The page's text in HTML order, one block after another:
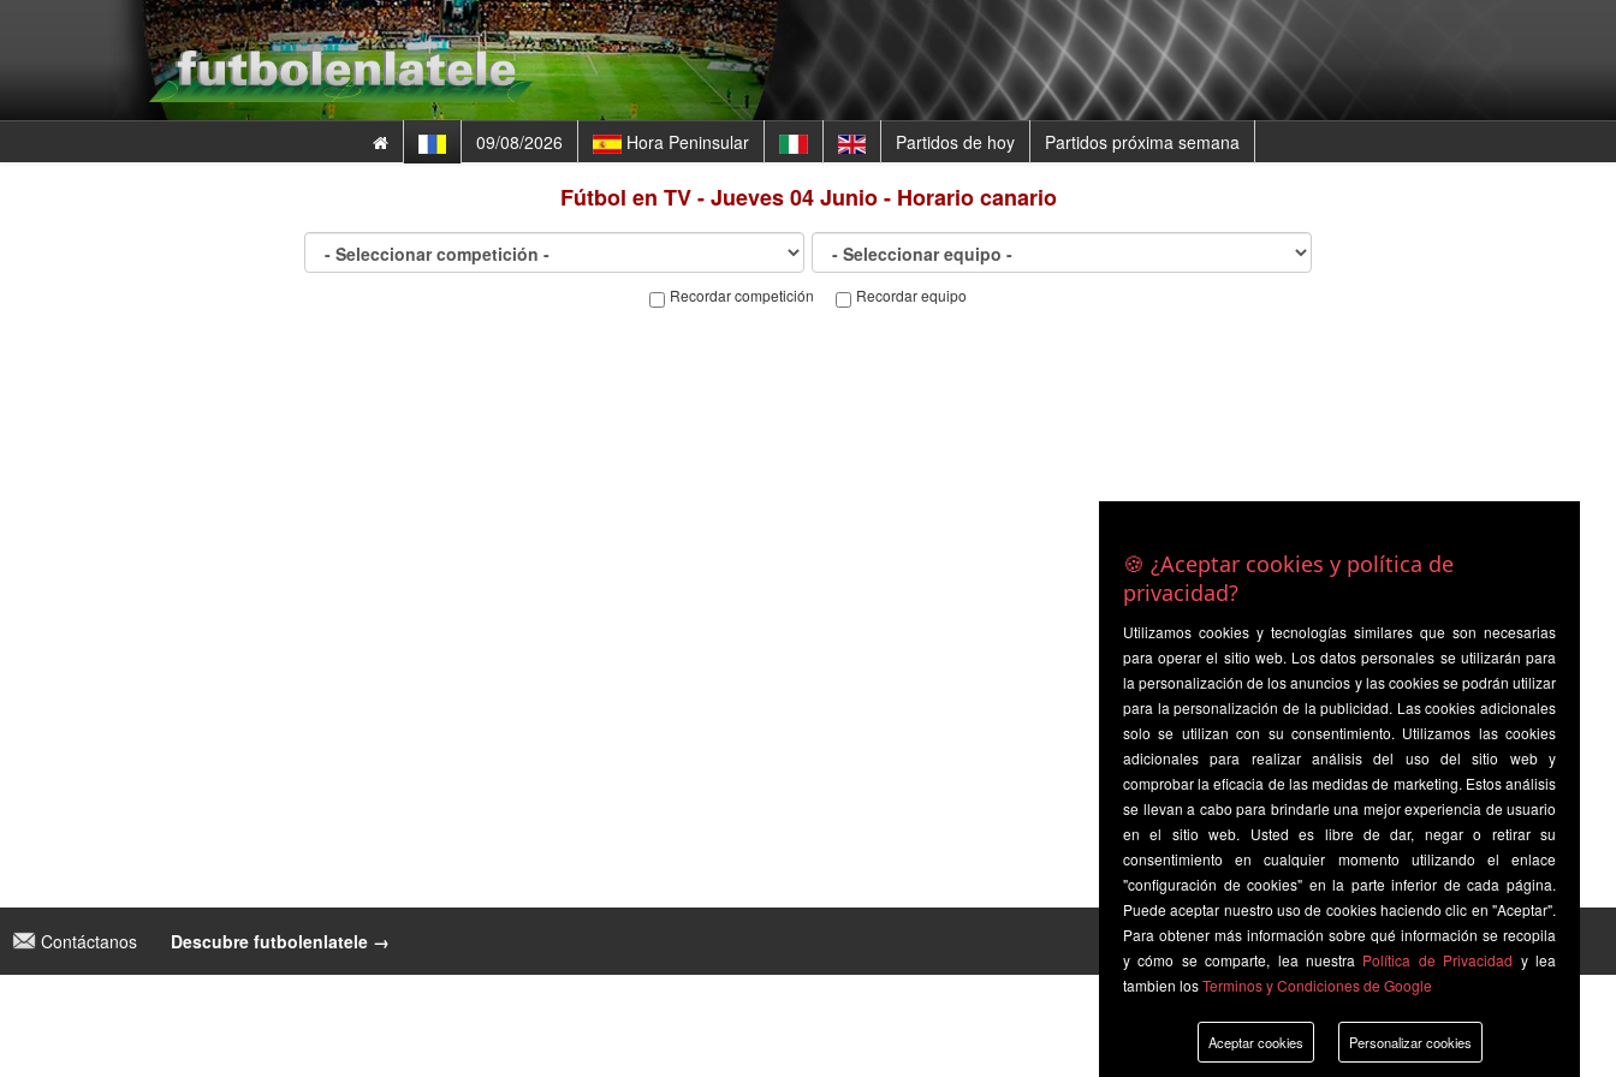
09/08/2026 Hora Peninsular Partidos de hoy Partidos próxima semana
Fútbol en TV - Jueves 04 Junio - Horario canario
Recordar competición Recordar equipo
Contáctanos Descubre futbolenlatele →
🍪 ¿Aceptar cookies y política de
privacidad?
Utilizamos cookies y tecnologías similares que son necesarias
para operar el sitio web. Los datos personales se utilizarán para
la personalización de los anuncios y las cookies se podrán utilizar
para la personalización de la publicidad. Las cookies adicionales
solo se utilizan con su consentimiento. Utilizamos las cookies
adicionales para realizar análisis del uso del sitio web y
comprobar la eficacia de las medidas de marketing. Estos análisis
se llevan a cabo para brindarle una mejor experiencia de usuario
en el sitio web. Usted es libre de dar, negar o retirar su
consentimiento en cualquier momento utilizando el enlace
"configuración de cookies" en la parte inferior de cada página.
Puede aceptar nuestro uso de cookies haciendo clic en "Aceptar".
Para obtener más información sobre qué información se recopila
y cómo se comparte, lea nuestra Política de Privacidad y lea
tambien losTerminos y Condiciones de Google
Aceptar cookies Personalizar cookies